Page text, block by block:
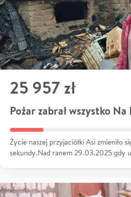
25 957 zł
Pożar zabrał wszystko
Życie naszej przyjaciółki Asi zmieniło
sekundy.Nad ranem 29.03.2025 gdy